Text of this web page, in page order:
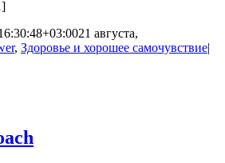
21 августа,
, Здоровье и хорошее самочувствие|